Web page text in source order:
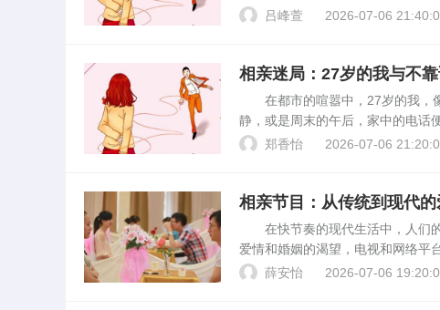
征婚机会的单身朋友而言，了解并
吕峰萱 2026-07-06
相亲迷局：27岁的我与不
在都市的喧嚣中，27岁的我，像
静，或是周末的午后，家中的电话
果”的期待。这些被寄予厚望的相
郑香怡 2026-07-06
相亲节目：从传统到现代
在快节奏的现代生活中，人们的
爱情和婚姻的渴望，电视和网络平
台，也成为了观众茶余饭后的话题
薛安怡 2026-07-06